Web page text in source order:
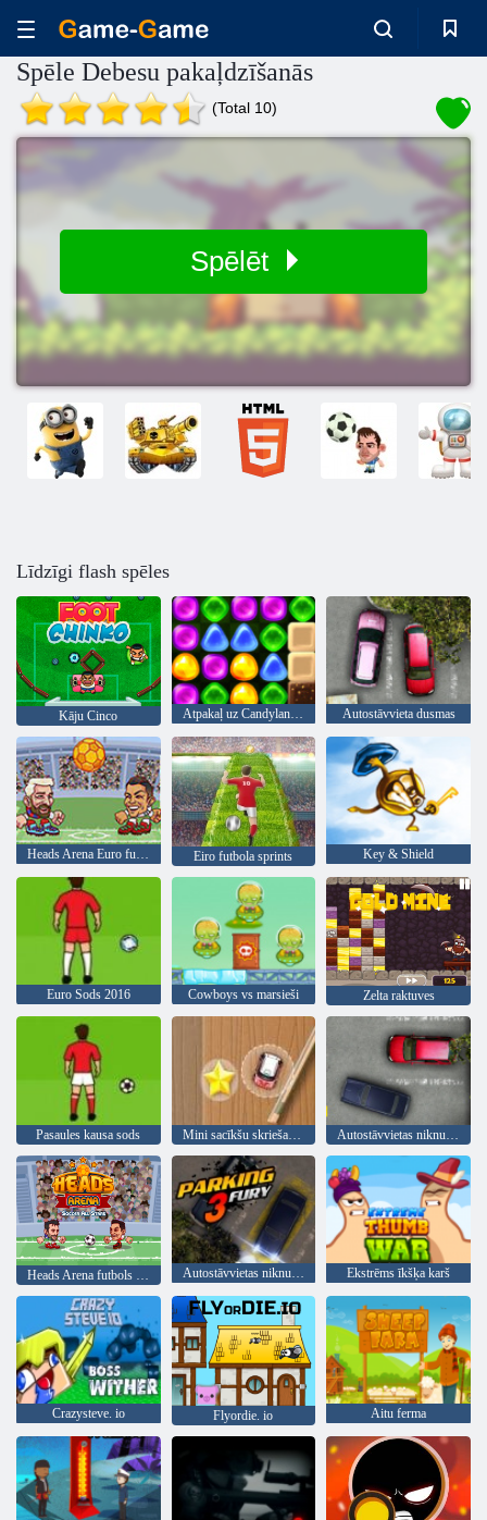
Spēle Debesu pakaļdzīšanās
(Total 10)
Spēlēt
Līdzīgi flash spēles
Kāju Cinco Atpakaļ uz Candyland 4: Lollipop Garden Autostāvvieta dusmas
Heads Arena Euro futbols Eiro futbola sprints Key & Shield
Euro Sods 2016 Cowboys vs marsieši Zelta raktuves
Pasaules kausa sods Mini sacīkšu skriešanās Autostāvvietas niknums 2
Autostāvvietas niknums 3 Ekstrēms īkšķa karš
Crazysteve. io Flyordie. io Aitu ferma